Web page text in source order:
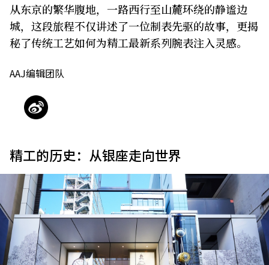
从东京的繁华腹地，一路西行至山麓环绕的静谧边
城，这段旅程不仅讲述了一位制表先驱的故事，更揭
秘了传统工艺如何为精工最新系列腕表注入灵感。
AAJ编辑团队
精工的历史：从银座走向世界